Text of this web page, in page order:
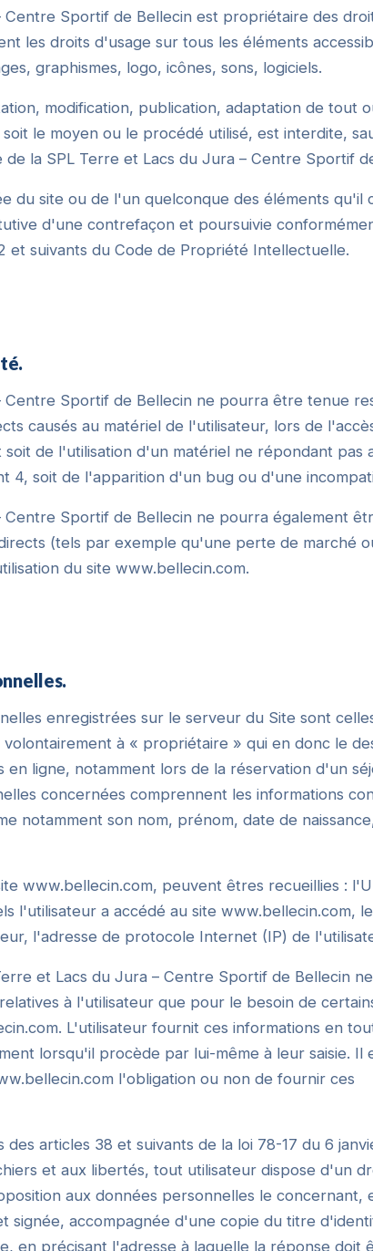
Centre Sportif de Bellecin est propriétaire des
les droits d'usage sur tous les éléments
graphismes, logo, icônes, sons, logiciels.
modification, publication, adaptation de tout
le moyen ou le procédé utilisé, est interdite,
la SPL Terre et Lacs du Jura – Centre Sportif
du site ou de l'un quelconque des éléments qu'il
d'une contrefaçon et poursuivie
et suivants du Code de Propriété Intellectuelle.
Centre Sportif de Bellecin ne pourra être tenue
causés au matériel de l'utilisateur, lors de
de l'utilisation d'un matériel ne répondant pas
4, soit de l'apparition d'un bug ou d'une
Centre Sportif de Bellecin ne pourra également
(tels par exemple qu'une perte de marché
du site www.bellecin.com.
enregistrées sur le serveur du Site sont
à « propriétaire » qui en donc le
en ligne, notamment lors de la réservation d'un
concernées comprennent les informations
notamment son nom, prénom, date de
www.bellecin.com, peuvent êtres recueillies :
l'utilisateur a accédé au site www.bellecin.com, le
l'adresse de protocole Internet (IP) de
et Lacs du Jura – Centre Sportif de Bellecin
à l'utilisateur que pour le besoin de
L'utilisateur fournit ces informations en
lorsqu'il procède par lui-même à leur saisie. Il
l'obligation ou non de fournir ces
articles 38 et suivants de la loi 78-17 du 6
et aux libertés, tout utilisateur dispose d'un
aux données personnelles le concernant,
signée, accompagnée d'une copie du titre
en précisant l'adresse à laquelle la réponse doit